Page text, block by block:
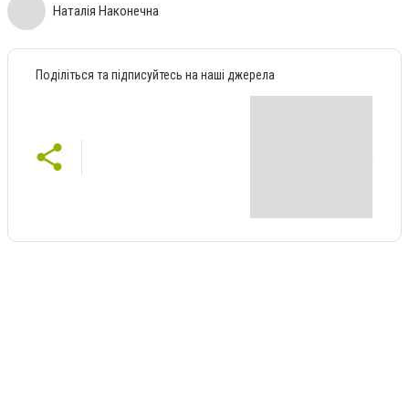
Наталія Наконечна
Поділіться та підписуйтесь на наші джерела